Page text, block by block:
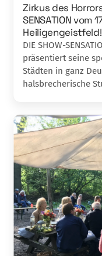
Zirkus des Horrors
SENSATION vom
DIE SHOW-
präsentiert seine
Städten in ganz
halsbrecherische